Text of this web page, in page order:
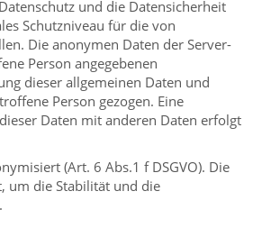
und die Datensicherheit
Schutzniveau für die von
Die anonymen Daten der Server-
Person angegebenen
dieser allgemeinen Daten und
Person gezogen. Eine
Daten mit anderen Daten erfolgt
(Art. 6 Abs.1 f DSGVO). Die
um die Stabilität und die